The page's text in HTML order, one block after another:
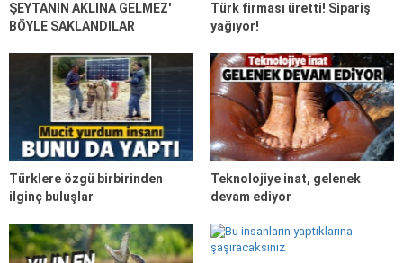
ŞEYTANIN AKLINA GELMEZ'
BÖYLE SAKLANDILAR
Türk firması üretti! Sipariş
yağıyor!
Türklere özgü birbirinden
ilginç buluşlar
Teknolojiye inat, gelenek
devam ediyor